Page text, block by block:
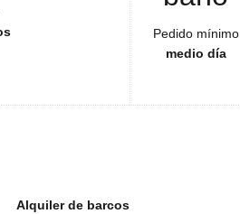
Pedido mínimo
medio día
Alquiler de barcos